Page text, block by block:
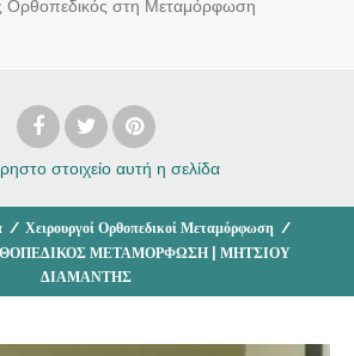
Ορθοπεδικός στη Μεταμόρφωση
στοιχείο αυτή η σελίδα
/ Χειρουργοί Ορθοπεδικοί Μεταμόρφωση /
ΜΕΤΑΜΟΡΦΩΣΗ | ΜΗΤΣΙΟΥ
ΔΙΑΜΑΝΤΗΣ